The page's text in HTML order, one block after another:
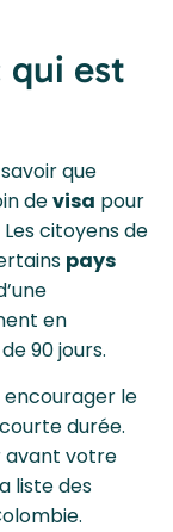
qui est
que
devisa pour
citoyens de
pays
en
90 jours.
le
durée.
avant votre
liste des